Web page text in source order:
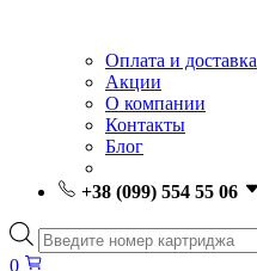
Оплата и доставка
Акции
О компании
Контакты
Блог
+38 (099) 554 55 06
Поиск
товаров
0